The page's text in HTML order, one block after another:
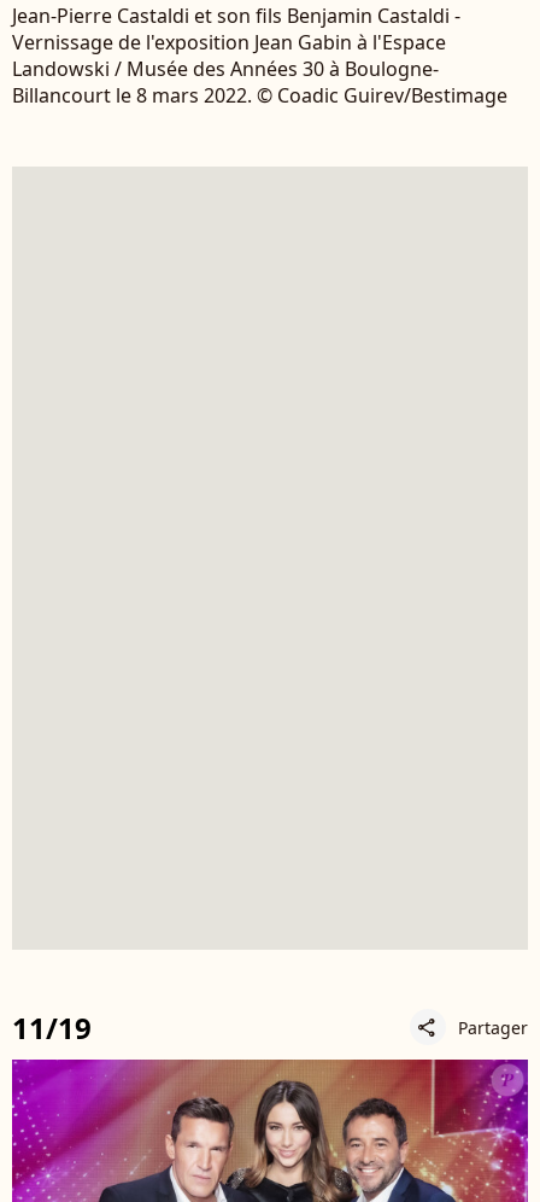
Jean-Pierre Castaldi et son fils Benjamin Castaldi -
Vernissage de l'exposition Jean Gabin à l'Espace
Landowski / Musée des Années 30 à Boulogne-
Billancourt le 8 mars 2022. © Coadic Guirev/Bestimage
11/19 share Partager